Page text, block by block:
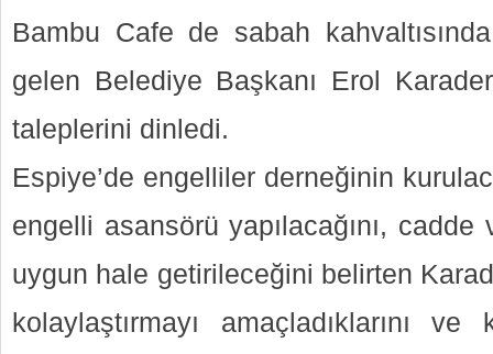
Bambu Cafe de sabah
gelen Belediye Başkanı Erol
taleplerini dinledi.
Espiye’de engelliler derneğinin
engelli asansörü yapılacağını,
uygun hale getirileceğini belirten
kolaylaştırmayı amaçladıklarını